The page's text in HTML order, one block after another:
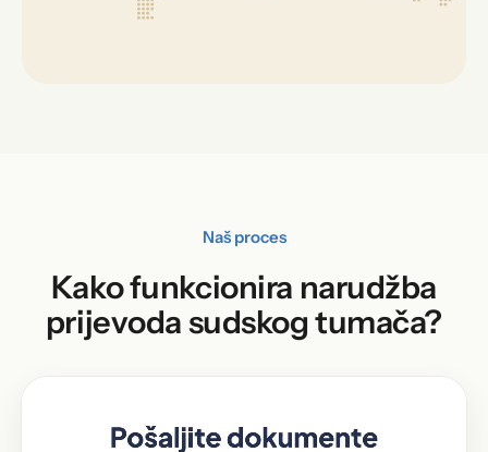
Naš proces
Kako funkcionira narudžba
prijevoda sudskog tumača?